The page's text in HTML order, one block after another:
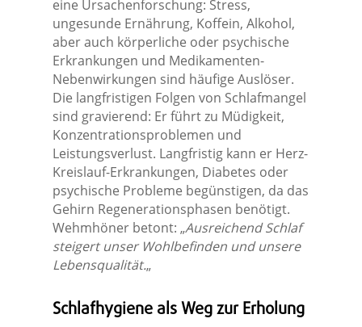
eine Ursachenforschung: Stress,
ungesunde Ernährung, Koffein, Alkohol,
aber auch körperliche oder psychische
Erkrankungen und Medikamenten-
Nebenwirkungen sind häufige Auslöser.
Die langfristigen Folgen von Schlafmangel
sind gravierend: Er führt zu Müdigkeit,
Konzentrationsproblemen und
Leistungsverlust. Langfristig kann er Herz-
Kreislauf-Erkrankungen, Diabetes oder
psychische Probleme begünstigen, da das
Gehirn Regenerationsphasen benötigt.
Wehmhöner betont: „Ausreichend Schlaf
steigert unser Wohlbefinden und unsere
Lebensqualität.„
Schlafhygiene als Weg zur Erholung